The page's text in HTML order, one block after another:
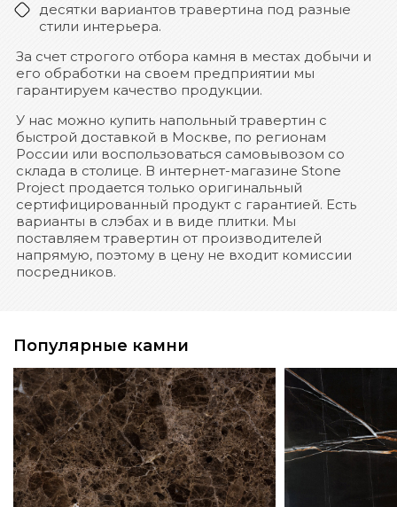
десятки вариантов травертина под разные
стили интерьера.
За счет строгого отбора камня в местах добычи и
его обработки на своем предприятии мы
гарантируем качество продукции.
У нас можно купить напольный травертин с
быстрой доставкой в Москве, по регионам
России или воспользоваться самовывозом со
склада в столице. В интернет-магазине Stone
Project продается только оригинальный
сертифицированный продукт с гарантией. Есть
варианты в слэбах и в виде плитки. Мы
поставляем травертин от производителей
напрямую, поэтому в цену не входит комиссии
посредников.
Популярные камни